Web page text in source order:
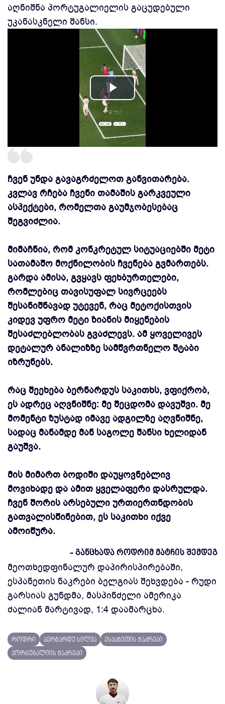
აღნიშნა პორტუგალიელის გაცუდებული
უკანასკნელი შანსი.
Play
Video
ჩვენ უნდა გავაგრძელოთ განვითარება.
კვლავ რჩება ჩვენი თამაშის გარკვეული
ასპექტები, რომელთა გაუმჯობესებაც
შეგვიძლია.
მიმაჩნია, რომ კონკრეტულ სიტუაციებში მეტი
სათამაშო მოქნილობის ჩვენება გვმართებს.
გარდა ამისა, გვყავს ფეხბურთელები,
რომლებიც თავისუფალ სივრცეებს
შესანიშნავად უტევენ, რაც მეტოქისთვის
კიდევ უფრო მეტი ზიანის მიყენების
შესაძლებლობას გვაძლევს. ამ ყოველივეს
დეტალურ ანალიზზე სამწვრთნელო შტაბი
იზრუნებს.
რაც შეეხება ბერნარდუს საკითხს, ვფიქრობ,
ეს ადრეც აღვნიშნე: მე შეცდომა დავუშვი. მე
მომენტი ზუსტად იმავე ადგილზე აღვნიშნე,
სადაც მანამდე მან საგოლე შანსი ხელიდან
გაუშვა.
მის მიმართ ბოდიში დაუყოვნებლივ
მოვიხადე და ამით ყველაფერი დასრულდა.
ჩვენ შორის არსებული ურთიერთნდობის
გათვალისწინებით, ეს საკითხი იქვე
ამოიწურა.
- განცხადა როდრიმ მატჩის შემდეგ
მეოთხედფინალურ დაპირისპირებაში,
ესპანეთის ნაკრები ბელგიას შეხვდება - რუდი
გარსიას გუნდმა, მასპინძელი ამერიკა
ძალიან მარტივად, 1:4 დაამარცხა.
როდრი ბერნარდუ სილვა
ესპანეთის ნაკრები
პორტუგალიის ნაკრები